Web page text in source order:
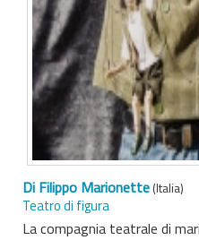
Di Filippo Marionette(Italia)
Teatro di figura
La compagnia teatrale di